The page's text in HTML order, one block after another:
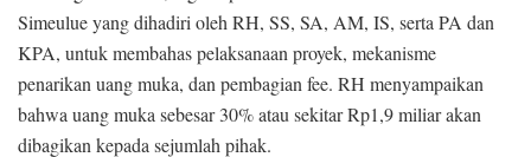
Simeulue yang dihadiri oleh RH, SS, SA, AM, IS, serta PA dan
KPA, untuk membahas pelaksanaan proyek, mekanisme
penarikan uang muka, dan pembagian fee. RH menyampaikan
bahwa uang muka sebesar 30% atau sekitar Rp1,9 miliar akan
dibagikan kepada sejumlah pihak.